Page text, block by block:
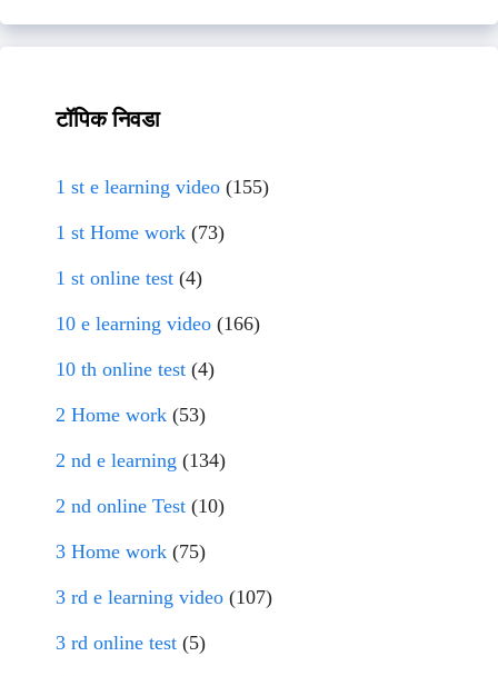
टॉपिक निवडा
1 st e learning video (155)
1 st Home work (73)
1 st online test (4)
10 e learning video (166)
10 th online test (4)
2 Home work (53)
2 nd e learning (134)
2 nd online Test (10)
3 Home work (75)
3 rd e learning video (107)
3 rd online test (5)